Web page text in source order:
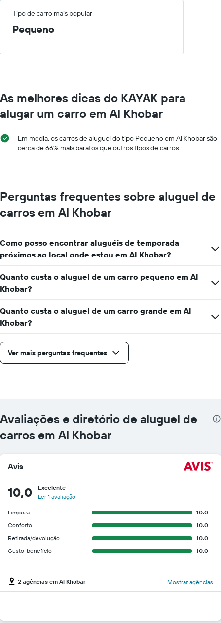
Tipo de carro mais popular
Pequeno
As melhores dicas do KAYAK para
alugar um carro em Al Khobar
Em média, os carros de aluguel do tipo Pequeno em Al Khobar são
cerca de 66% mais baratos que outros tipos de carros.
Perguntas frequentes sobre aluguel de
carros em Al Khobar
Como posso encontrar aluguéis de temporada
próximos ao local onde estou em Al Khobar?
Quanto custa o aluguel de um carro pequeno em Al
Khobar?
Quanto custa o aluguel de um carro grande em Al
Khobar?
Ver mais perguntas frequentes
Avaliações e diretório de aluguel de
carros em Al Khobar
Avis
10,0
Excelente
Ler 1 avaliação
Limpeza
10.0
Conforto
10.0
Retirada/devolução
10.0
Custo-benefício
10.0
2 agências em Al Khobar Mostrar agências